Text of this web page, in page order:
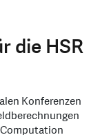
die HSR
Konferenzen